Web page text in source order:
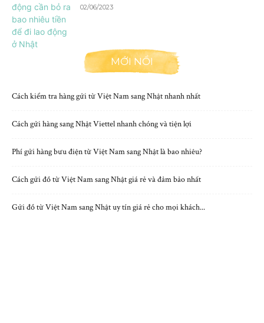
02/06/2023
MỚI NỔI
Cách kiểm tra hàng gửi từ Việt Nam sang Nhật nhanh nhất
Cách gửi hàng sang Nhật Viettel nhanh chóng và tiện lợi
Phí gửi hàng bưu điện từ Việt Nam sang Nhật là bao nhiêu?
Cách gửi đồ từ Việt Nam sang Nhật giá rẻ và đảm bảo nhất
Gửi đồ từ Việt Nam sang Nhật uy tín giá rẻ cho mọi khách...